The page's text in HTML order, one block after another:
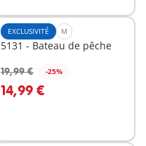
EXCLUSIVITÉ M
5131 - Bateau de pêche
19,99 € -25%
14,99 €